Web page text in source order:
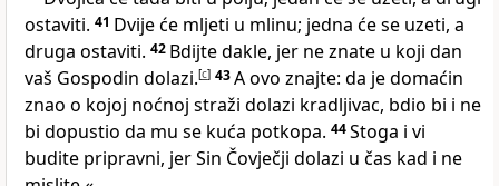
ostaviti. 41 Dvije će mljeti u mlinu; jedna će se uzeti, a
druga ostaviti. 42 Bdijte dakle, jer ne znate u koji dan
vaš Gospodin dolazi.[c] 43A ovo znajte: da je domaćin
znao o kojoj noćnoj straži dolazi kradljivac, bdio bi i ne
bi dopustio da mu se kuća potkopa. 44Stoga i vi
budite pripravni, jer Sin Čovječji dolazi u čas kad i ne